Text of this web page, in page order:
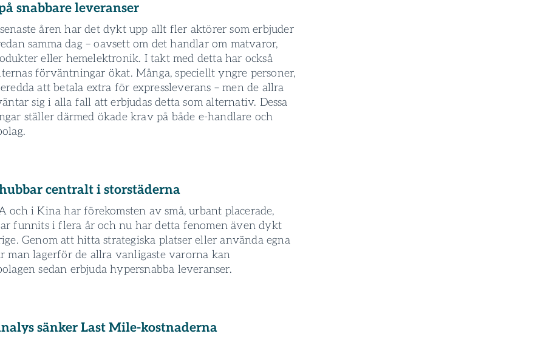
snabbare leverans­er
åren har det dykt upp allt fler aktörer som erbjuder
samma dag – oavsett om det handlar om matvaror,
eller hemelektronik. I takt med detta har också
förväntningar ökat. Många, speciellt yngre personer,
att betala extra för expressleverans­ – men de allra
sig i alla fall att erbjudas detta som alternativ. Dessa
ställer därmed ökade krav på både e-handlare och
centralt i storstäderna
och i Kina har förekomsten av små, urbant placerade,
funnits i flera år och nu har detta fenomen även dykt
Genom att hitta strategiska platser eller använda egna
man lagerför de allra vanligaste varorna kan
sedan erbjuda hypersnabba leverans­er.
sänker Last Mile-kostnaderna